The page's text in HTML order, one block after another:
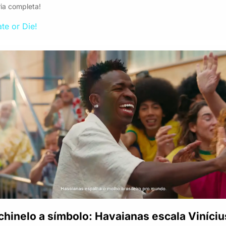
completa!
or Die!
a símbolo: Havaianas escala